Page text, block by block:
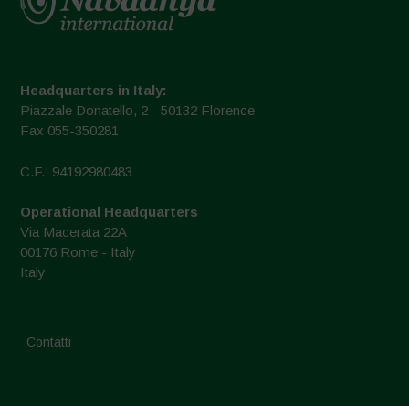
Headquarters in Italy:
Piazzale Donatello, 2 - 50132 Florence
Fax 055-350281
C.F.: 94192980483
Operational Headquarters
Via Macerata 22A
00176 Rome - Italy
Italy
Contatti